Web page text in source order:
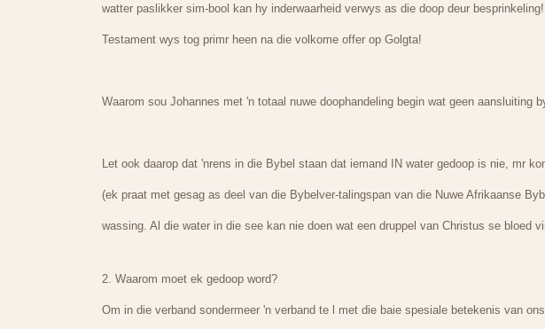
watter paslikker sim-bool kan hy inderwaarheid verwys as die doop deur
Testament wys tog primr heen na die volkome offer op Golgta!
Waarom sou Johannes met 'n totaal nuwe doophandeling begin wat geen aansluiting
Let ook daarop dat 'nrens in die Bybel staan dat iemand IN water gedoop is nie, mr
(ek praat met gesag as deel van die Bybelver-talingspan van die Nuwe Afrikaanse
wassing. Al die water in die see kan nie doen wat een druppel van Christus se bloed
2. Waarom moet ek gedoop word?
Om in die verband sondermeer 'n verband te l met die baie spesiale betekenis van